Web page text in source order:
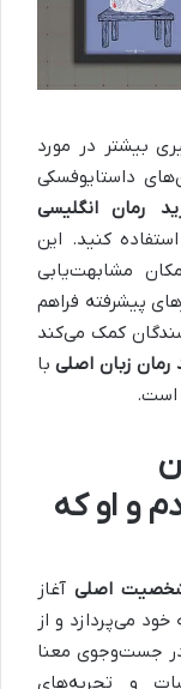
بیشتر در مورد
داستایوفسکی
رمان انگلیسی
استفاده کنید. این
مشابهت‌یابی
پیشرفته فراهم
کمک می‌کند
رمان زبان اصلیبا
است.
و او که
شخصیت اصلیآغاز
می‌پردازد و از
جست‌وجوی معنا
و تجربه‌های